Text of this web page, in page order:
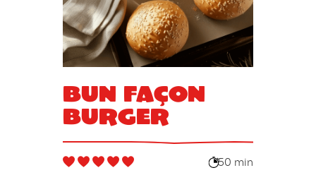
Bun façon
burger
50 min